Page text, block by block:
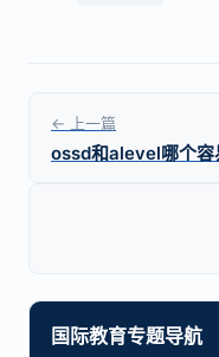
← 上一篇
ossd和alevel哪个容
国际教育专题导航